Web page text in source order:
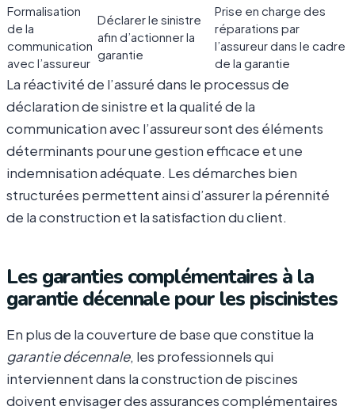
Formalisation
de la
communication
avec l’assureur
Déclarer le sinistre
afin d’actionner la
garantie
Prise en charge des
réparations par
l’assureur dans le cadre
de la garantie
La réactivité de l’assuré dans le processus de
déclaration de sinistre et la qualité de la
communication avec l’assureur sont des éléments
déterminants pour une gestion efficace et une
indemnisation adéquate. Les démarches bien
structurées permettent ainsi d’assurer la pérennité
de la construction et la satisfaction du client.
Les garanties complémentaires à la
garantie décennale pour les piscinistes
En plus de la couverture de base que constitue la
garantie décennale, les professionnels qui
interviennent dans la construction de piscines
doivent envisager des assurances complémentaires